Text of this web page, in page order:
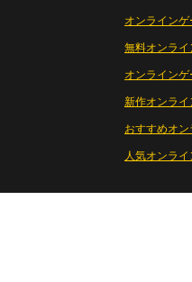
オンラインゲ
無料オンライ
オンライン
新作オンライ
おすすめオ
人気オンラ